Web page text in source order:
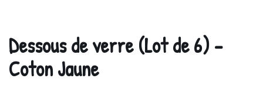
Dessous de verre (Lot de 6) –
Coton Jaune